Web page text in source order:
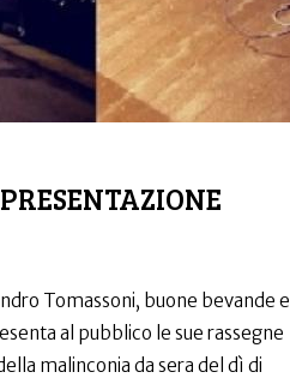
Tomassoni, buone bevande e
al pubblico le sue rassegne
malinconia da sera del dì di